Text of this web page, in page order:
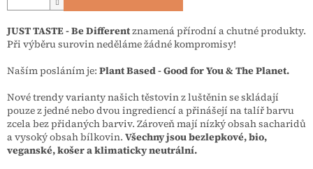
JUST TASTE - Be Differentznamená přírodní a chutné produkty.
Při výběru surovin neděláme žádné kompromisy!
Naším posláním je: Plant Based - Good for You & The Planet.
Nové trendy varianty našich těstovin z luštěnin se skládají
pouze z jedné nebo dvou ingrediencí a přinášejí na talíř barvu
zcela bez přidaných barviv. Zároveň mají nízký obsah sacharidů
a vysoký obsah bílkovin. Všechny jsou bezlepkové, bio,
veganské, košer a klimaticky neutrální.